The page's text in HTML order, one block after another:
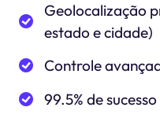
Geolocalização
estado e cidade)
Controle
99.5% de sucesso